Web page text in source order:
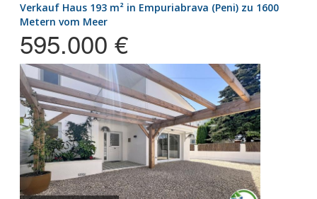
Verkauf Haus 193 m² in Empuriabrava (Peni) zu 1600
Metern vom Meer
595.000 €